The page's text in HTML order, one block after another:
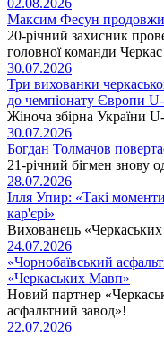
02.08.2026
Максим Фесун
20-річний захисник
головної команди Черкас
30.07.2026
Три вихованки
до чемпіонату Європи
Жіноча збірна України
30.07.2026
Богдан Толмачов
21-річний бігмен знову
28.07.2026
Ілля Упир: «Такі
кар'єрі»
Вихованець
24.07.2026
«Чорнобаївський
«Черкаських Мавп»
Новий партнер
асфальтний завод»!
22.07.2026